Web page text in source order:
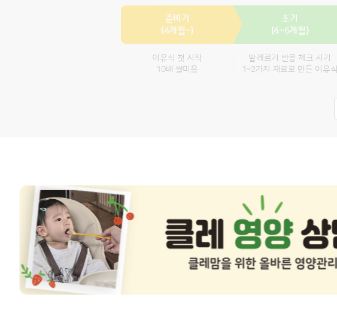
준비기
(4개월~)
초기
(4~6개월)
이유식 첫 시작
10배 쌀미음
알레르기 반응 체크 시기
1~2가지 재료로 만든 이유식